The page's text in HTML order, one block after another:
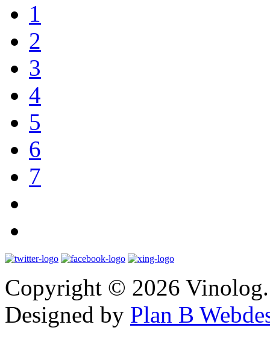
1
2
3
4
5
6
7
Copyright © 2026
Designed by Plan B